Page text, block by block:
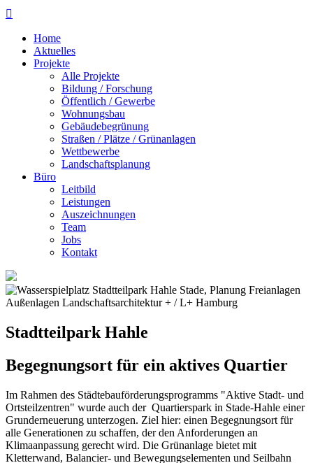

Home
Aktuelles
Projekte
Alle Projekte
Bildung / Forschung
Öffentlich / Gewerbe
Wohnungsbau
Gebäudebegrünung
Straßen / Plätze / Grünanlagen
Wettbewerbe
Landschaftsplanung
Büro
Leitbild
Leistungen
Auszeichnungen
Team
Jobs
Kontakt
Stadtteilpark Hahle
Begegnungsort für ein aktives Quartier
Im Rahmen des Städtebauförderungsprogramms "Aktive Stadt- und
Ortsteilzentren" wurde auch der Quartierspark in Stade-Hahle einer
Grunderneuerung unterzogen. Ziel hier: einen Begegnungsort für
alle Generationen zu schaffen, der den Anforderungen an
Klimaanpassung gerecht wird. Die Grünanlage bietet mit
Kletterwand, Balancier- und Bewegungselementen und Seilbahn